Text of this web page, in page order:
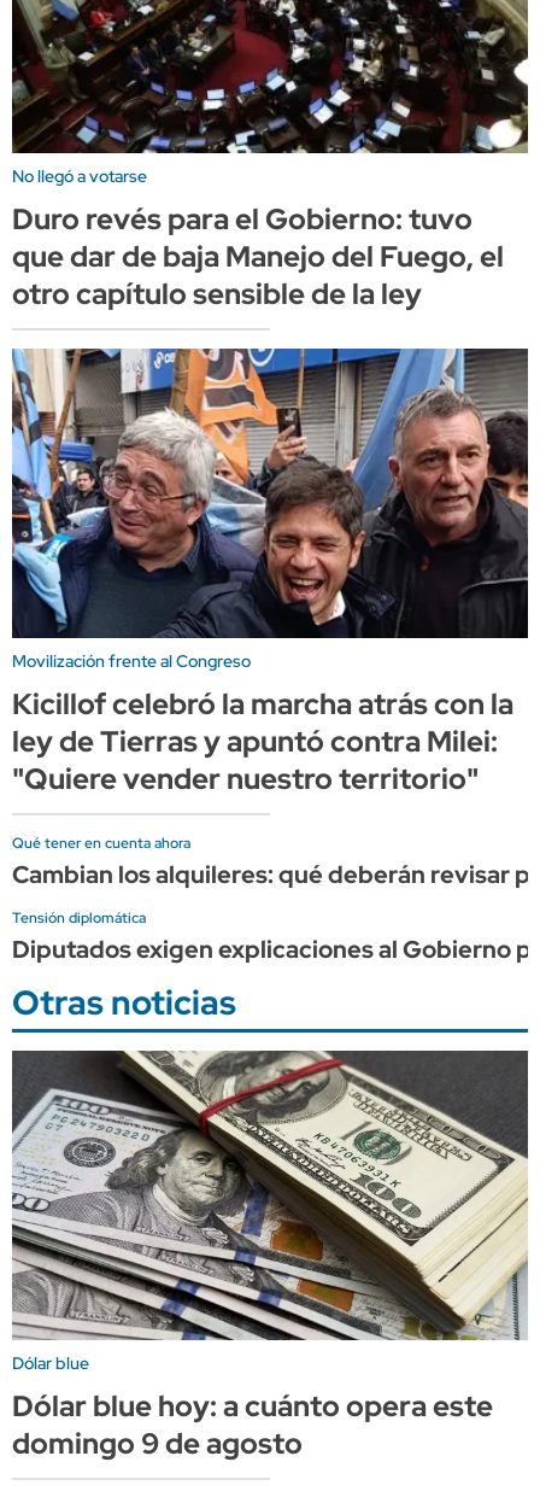
No llegó a votarse
Duro revés para el Gobierno: tuvo
que dar de baja Manejo del Fuego, el
otro capítulo sensible de la ley
Movilización frente al Congreso
Kicillof celebró la marcha atrás con la
ley de Tierras y apuntó contra Milei:
"Quiere vender nuestro territorio"
Qué tener en cuenta ahora
Cambian los alquileres: qué deberán revisar
Tensión diplomática
Diputados exigen explicaciones al Gobierno
Otras noticias
Dólar blue
Dólar blue hoy: a cuánto opera este
domingo 9 de agosto